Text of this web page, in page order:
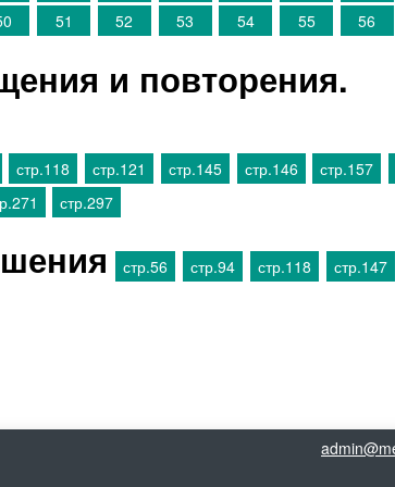
51 52 53 54 55 56
и повторения.
стр.118 стр.121 стр.145 стр.146 стр.157
стр.297
стр.56 стр.94 стр.118 стр.147